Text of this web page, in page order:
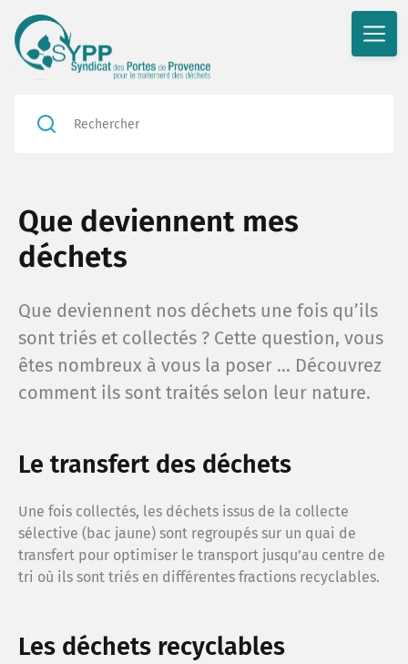
Que deviennent mes
déchets
Que deviennent nos déchets une fois qu’ils
sont triés et collectés ? Cette question, vous
êtes nombreux à vous la poser … Découvrez
comment ils sont traités selon leur nature.
Le transfert des déchets
Une fois collectés, les déchets issus de la collecte
sélective (bac jaune) sont regroupés sur un quai de
transfert pour optimiser le transport jusqu’au centre de
tri où ils sont triés en différentes fractions recyclables.
Les déchets recyclables
Le